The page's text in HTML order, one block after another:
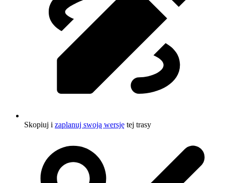
Skopiuj i zaplanuj swoją wersję tej trasy